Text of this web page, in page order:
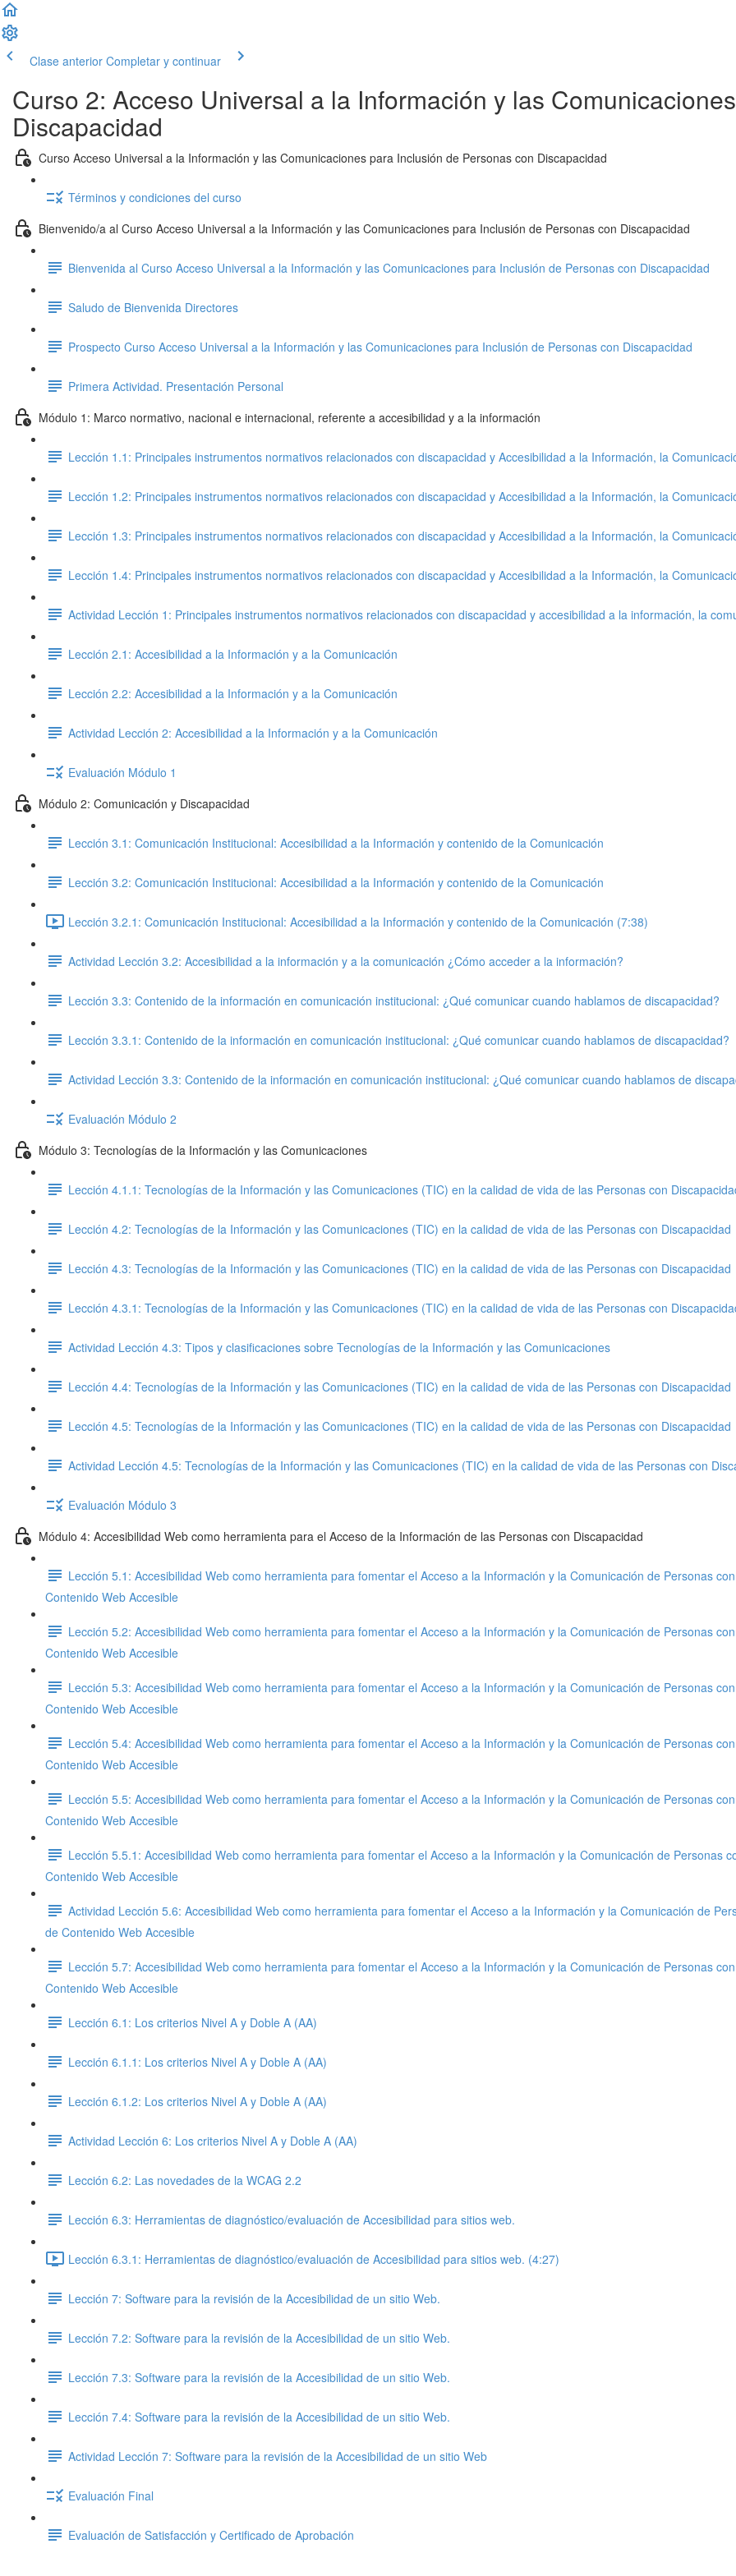
Clase anterior Completar y continuar
Curso 2: Acceso Universal a la Información y las
Discapacidad
Curso Acceso Universal a la Información y las Comunicaciones para Inclusión de Personas con Discapacidad
Términos y condiciones del curso
Bienvenido/a al Curso Acceso Universal a la Información y las Comunicaciones para Inclusión de Personas con Discapacidad
Bienvenida al Curso Acceso Universal a la Información y las Comunicaciones para Inclusión de Personas con Discapacidad
Saludo de Bienvenida Directores
Prospecto Curso Acceso Universal a la Información y las Comunicaciones para Inclusión de Personas con Discapacidad
Primera Actividad. Presentación Personal
Módulo 1: Marco normativo, nacional e internacional, referente a accesibilidad y a la información
Lección 1.1: Principales instrumentos normativos relacionados con discapacidad y Accesibilidad a la Información, la
Lección 1.2: Principales instrumentos normativos relacionados con discapacidad y Accesibilidad a la Información, la
Lección 1.3: Principales instrumentos normativos relacionados con discapacidad y Accesibilidad a la Información, la
Lección 1.4: Principales instrumentos normativos relacionados con discapacidad y Accesibilidad a la Información, la
Actividad Lección 1: Principales instrumentos normativos relacionados con discapacidad y accesibilidad a la información, la
Lección 2.1: Accesibilidad a la Información y a la Comunicación
Lección 2.2: Accesibilidad a la Información y a la Comunicación
Actividad Lección 2: Accesibilidad a la Información y a la Comunicación
Evaluación Módulo 1
Módulo 2: Comunicación y Discapacidad
Lección 3.1: Comunicación Institucional: Accesibilidad a la Información y contenido de la Comunicación
Lección 3.2: Comunicación Institucional: Accesibilidad a la Información y contenido de la Comunicación
Lección 3.2.1: Comunicación Institucional: Accesibilidad a la Información y contenido de la Comunicación (7:38)
Actividad Lección 3.2: Accesibilidad a la información y a la comunicación ¿Cómo acceder a la información?
Lección 3.3: Contenido de la información en comunicación institucional: ¿Qué comunicar cuando hablamos de discapacidad?
Lección 3.3.1: Contenido de la información en comunicación institucional: ¿Qué comunicar cuando hablamos de discapacidad?
Actividad Lección 3.3: Contenido de la información en comunicación institucional: ¿Qué comunicar cuando hablamos de
Evaluación Módulo 2
Módulo 3: Tecnologías de la Información y las Comunicaciones
Lección 4.1.1: Tecnologías de la Información y las Comunicaciones (TIC) en la calidad de vida de las Personas con
Lección 4.2: Tecnologías de la Información y las Comunicaciones (TIC) en la calidad de vida de las Personas con Discapacidad
Lección 4.3: Tecnologías de la Información y las Comunicaciones (TIC) en la calidad de vida de las Personas con Discapacidad
Lección 4.3.1: Tecnologías de la Información y las Comunicaciones (TIC) en la calidad de vida de las Personas con
Actividad Lección 4.3: Tipos y clasificaciones sobre Tecnologías de la Información y las Comunicaciones
Lección 4.4: Tecnologías de la Información y las Comunicaciones (TIC) en la calidad de vida de las Personas con Discapacidad
Lección 4.5: Tecnologías de la Información y las Comunicaciones (TIC) en la calidad de vida de las Personas con Discapacidad
Actividad Lección 4.5: Tecnologías de la Información y las Comunicaciones (TIC) en la calidad de vida de las Personas con
Evaluación Módulo 3
Módulo 4: Accesibilidad Web como herramienta para el Acceso de la Información de las Personas con Discapacidad
Lección 5.1: Accesibilidad Web como herramienta para fomentar el Acceso a la Información y la Comunicación de Personas
Contenido Web Accesible
Lección 5.2: Accesibilidad Web como herramienta para fomentar el Acceso a la Información y la Comunicación de Personas
Contenido Web Accesible
Lección 5.3: Accesibilidad Web como herramienta para fomentar el Acceso a la Información y la Comunicación de Personas
Contenido Web Accesible
Lección 5.4: Accesibilidad Web como herramienta para fomentar el Acceso a la Información y la Comunicación de Personas
Contenido Web Accesible
Lección 5.5: Accesibilidad Web como herramienta para fomentar el Acceso a la Información y la Comunicación de Personas
Contenido Web Accesible
Lección 5.5.1: Accesibilidad Web como herramienta para fomentar el Acceso a la Información y la Comunicación de Personas
Contenido Web Accesible
Actividad Lección 5.6: Accesibilidad Web como herramienta para fomentar el Acceso a la Información y la Comunicación de
de Contenido Web Accesible
Lección 5.7: Accesibilidad Web como herramienta para fomentar el Acceso a la Información y la Comunicación de Personas
Contenido Web Accesible
Lección 6.1: Los criterios Nivel A y Doble A (AA)
Lección 6.1.1: Los criterios Nivel A y Doble A (AA)
Lección 6.1.2: Los criterios Nivel A y Doble A (AA)
Actividad Lección 6: Los criterios Nivel A y Doble A (AA)
Lección 6.2: Las novedades de la WCAG 2.2
Lección 6.3: Herramientas de diagnóstico/evaluación de Accesibilidad para sitios web.
Lección 6.3.1: Herramientas de diagnóstico/evaluación de Accesibilidad para sitios web. (4:27)
Lección 7: Software para la revisión de la Accesibilidad de un sitio Web.
Lección 7.2: Software para la revisión de la Accesibilidad de un sitio Web.
Lección 7.3: Software para la revisión de la Accesibilidad de un sitio Web.
Lección 7.4: Software para la revisión de la Accesibilidad de un sitio Web.
Actividad Lección 7: Software para la revisión de la Accesibilidad de un sitio Web
Evaluación Final
Evaluación de Satisfacción y Certificado de Aprobación